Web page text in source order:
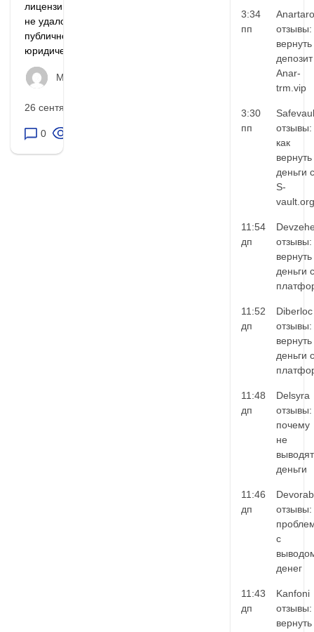
лицензии На данном этапе
не удалось найти
публичной информации о
юридическом...
Матвей Иванов
26 сентября, 2025
0
3:34
пп
отзывы:
вернуть
Anar-
trm.vip
3:30
пп
отзывы:
как
вернуть
деньги с
S-
vault.org
11:54
дп
отзывы:
вернуть
деньги с
11:52
дп
Diberloc
отзывы:
вернуть
деньги с
11:48
дп
Delsyra
отзывы:
почему
не
выводят
деньги
11:46
дп
отзывы:
с
денег
11:43
дп
Kanfoni
отзывы:
вернуть